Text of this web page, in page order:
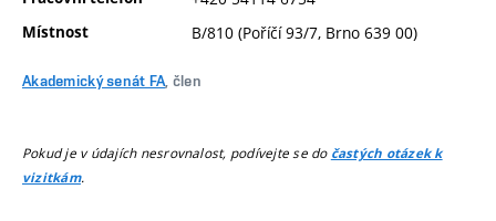
Místnost B/810 (Poříčí 93/7, Brno 639 00)
Akademický senát FA, člen
Pokud je v údajích nesrovnalost, podívejte se do častých otázek k
vizitkám.